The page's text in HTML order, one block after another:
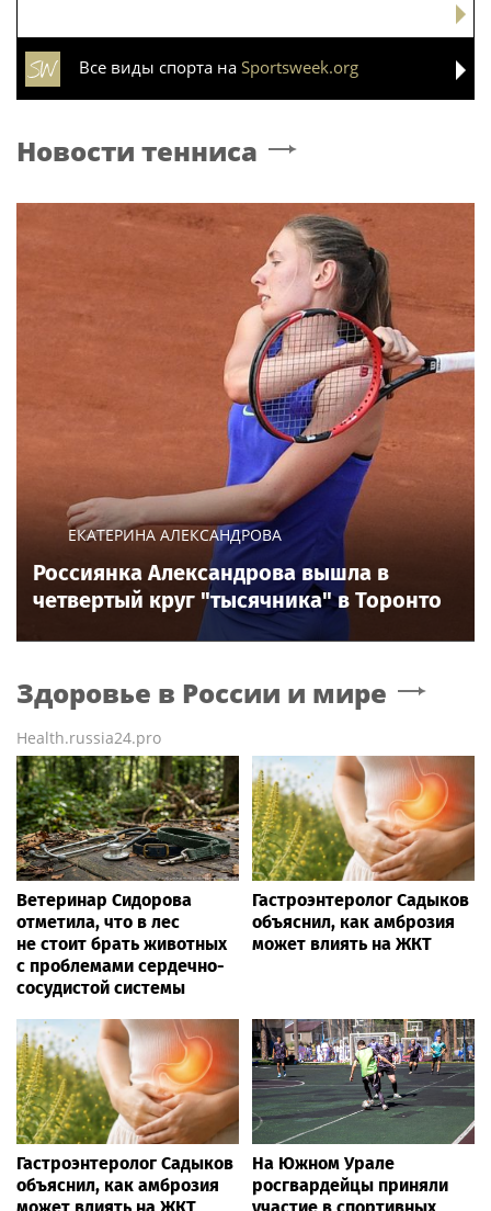
Все виды спорта на Sportsweek.org
Новости тенниса
ЕКАТЕРИНА АЛЕКСАНДРОВА
Россиянка Александрова вышла в
четвертый круг "тысячника" в Торонто
Здоровье в России и мире
Health.russia24.pro
Ветеринар Сидорова
отметила, что в лес
не стоит брать животных
с проблемами сердечно-
сосудистой системы
Гастроэнтеролог Садыков
объяснил, как амброзия
может влиять на ЖКТ
Гастроэнтеролог Садыков
объяснил, как амброзия
На Южном Урале
росгвардейцы приняли